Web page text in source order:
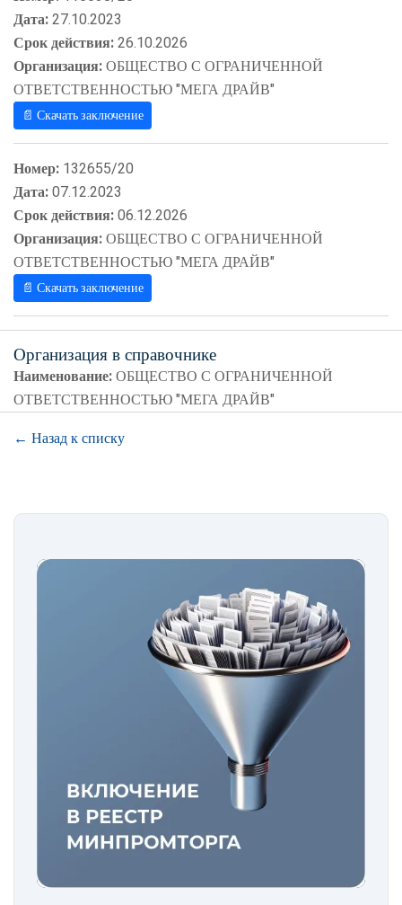
Дата:27.10.2023
Срок действия:26.10.2026
Организация:ОБЩЕСТВО С ОГРАНИЧЕННОЙ
ОТВЕТСТВЕННОСТЬЮ "МЕГА ДРАЙВ"
📄 Скачать заключение
Номер: 132655/20
Дата:07.12.2023
Срок действия:06.12.2026
Организация:ОБЩЕСТВО С ОГРАНИЧЕННОЙ
ОТВЕТСТВЕННОСТЬЮ "МЕГА ДРАЙВ"
📄 Скачать заключение
Организация в справочнике
Наименование:ОБЩЕСТВО С ОГРАНИЧЕННОЙ
ОТВЕТСТВЕННОСТЬЮ "МЕГА ДРАЙВ"
← Назад к списку